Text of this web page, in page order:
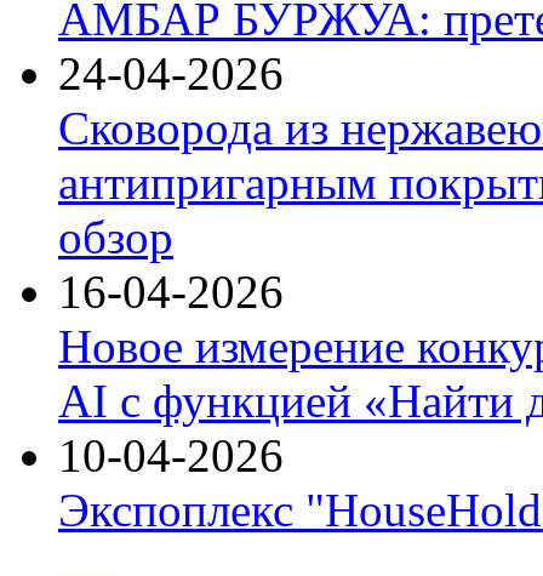
АМБАР БУРЖУА:
24-04-2026
Сковорода из
антипригарным
обзор
16-04-2026
Новое измерение
AI с функцией «Найти
10-04-2026
Экспоплекс